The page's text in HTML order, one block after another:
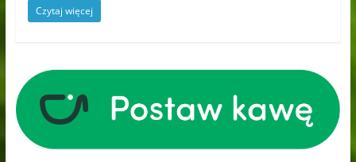
Czytaj więcej